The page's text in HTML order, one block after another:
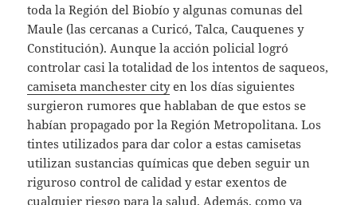
toda la Región del Biobío y algunas comunas del
Maule (las cercanas a Curicó, Talca, Cauquenes y
Constitución). Aunque la acción policial logró
controlar casi la totalidad de los intentos de saqueos,
camiseta manchester cityen los días siguientes
surgieron rumores que hablaban de que estos se
habían propagado por la Región Metropolitana. Los
tintes utilizados para dar color a estas camisetas
utilizan sustancias químicas que deben seguir un
riguroso control de calidad y estar exentos de
cualquier riesgo para la salud. Además, como ya